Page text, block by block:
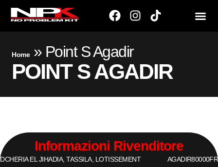
Home» Point S Agadir
POINT S AGADIR
Informazioni Rivenditore
DCHERIA EL JIHADIA, TASSILA, LOTISSEMENT
AGADIR80000FR